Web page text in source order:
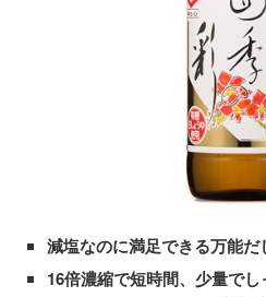
減塩なのに満足できる万能だ
16倍濃縮で短時間、少量で